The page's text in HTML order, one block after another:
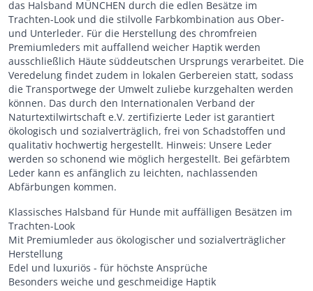
das Halsband MÜNCHEN durch die edlen Besätze im
Trachten-Look und die stilvolle Farbkombination aus Ober-
und Unterleder. Für die Herstellung des chromfreien
Premiumleders mit auffallend weicher Haptik werden
ausschließlich Häute süddeutschen Ursprungs verarbeitet. Die
Veredelung findet zudem in lokalen Gerbereien statt, sodass
die Transportwege der Umwelt zuliebe kurzgehalten werden
können. Das durch den Internationalen Verband der
Naturtextilwirtschaft e.V. zertifizierte Leder ist garantiert
ökologisch und sozialverträglich, frei von Schadstoffen und
qualitativ hochwertig hergestellt. Hinweis: Unsere Leder
werden so schonend wie möglich hergestellt. Bei gefärbtem
Leder kann es anfänglich zu leichten, nachlassenden
Abfärbungen kommen.
Klassisches Halsband für Hunde mit auffälligen Besätzen im
Trachten-Look
Mit Premiumleder aus ökologischer und sozialverträglicher
Herstellung
Edel und luxuriös - für höchste Ansprüche
Besonders weiche und geschmeidige Haptik